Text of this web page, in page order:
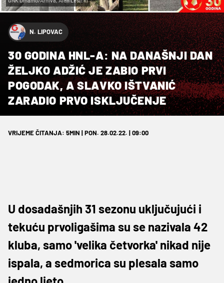
N. LIPOVAC
30 GODINA HNL-A: NA DANAŠNJI DAN
ŽELJKO ADŽIĆ JE ZABIO PRVI
POGODAK, A SLAVKO IŠTVANIĆ
ZARADIO PRVO ISKLJUČENJE
VRIJEME ČITANJA: 5MIN | PON. 28.02.22. | 09:00
U dosadašnjih 31 sezonu uključujući i
tekuću prvoligašima su se nazivala 42
kluba, samo 'velika četvorka' nikad nije
ispala, a sedmorica su plesala samo